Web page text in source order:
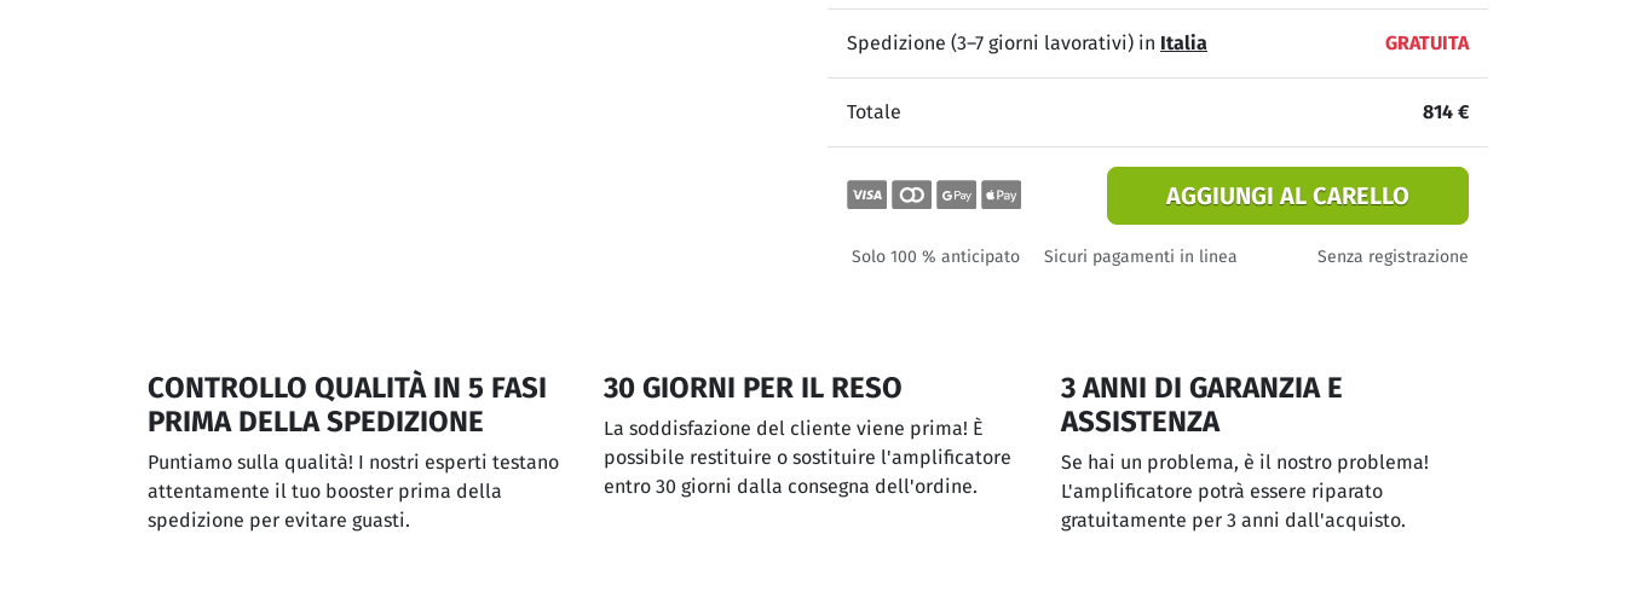
Spedizione (3–7 giorni lavorativi) in Italia GRATUITA
Totale 814 €
AGGIUNGI AL CARELLO
Solo 100 % anticipato Sicuri pagamenti in linea Senza registrazione
CONTROLLO QUALITÀ IN 5 FASI
PRIMA DELLA SPEDIZIONE
Puntiamo sulla qualità! I nostri esperti testano
attentamente il tuo booster prima della
spedizione per evitare guasti.
30 GIORNI PER IL RESO
La soddisfazione del cliente viene prima! È
possibile restituire o sostituire l'amplificatore
entro 30 giorni dalla consegna dell'ordine.
3 ANNI DI GARANZIA E
ASSISTENZA
Se hai un problema, è il nostro problema!
L'amplificatore potrà essere riparato
gratuitamente per 3 anni dall'acquisto.